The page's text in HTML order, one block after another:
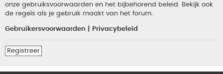
onze gebruiksvoorwaarden en het bijbehorend beleid. Bekijk ook
de regels als je gebruik maakt van het forum.
Gebruikersvoorwaarden Privacybeleid
Registreer